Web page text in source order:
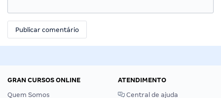
GRAN CURSOS ONLINE
Quem Somos
ATENDIMENTO
Central de ajuda